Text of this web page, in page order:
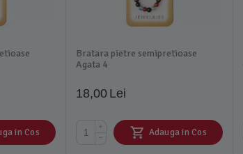
in Cos
Bratara pietre semipretioase
Agata 4
18,00 Lei
+
−
Adauga in Cos